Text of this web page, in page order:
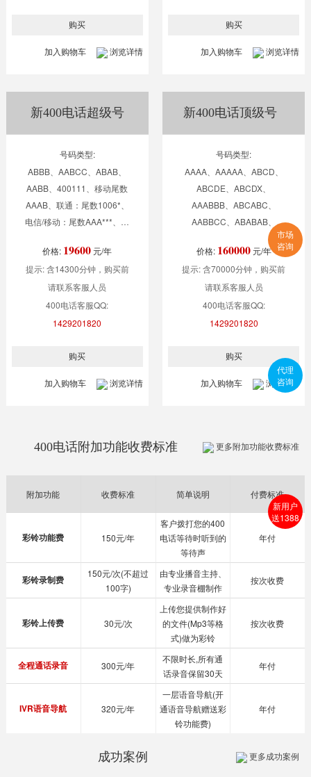
加入购物车 浏览详情 加入购物车 浏览详情
新400电话超级号
号码类型:
ABBB、AABCC、ABAB、
AABB、400111、移动尾数
AAAB、联通：尾数1006*、
电信/移动：尾数AAA***、电
400010、400610、
400020、400620
价格: 19600元/年
提示: 含14300分钟，购买前
请联系客服人员
400电话客服QQ:
1429201820
加入购物车 浏览详情
新400电话顶级号
号码类型:
AAAA、AAAAA、ABCD、
ABCDE、ABCDX、
AAABBB、ABCABC、
AABBCC、ABABAB、
AAAEFG、AABAA、
价格: 160000元/年
提示: 含70000分钟，购买前
请联系客服人员
400电话客服QQ:
1429201820
加入购物车 浏览详情
更多附加功能收费标准
400电话附加功能收费标准
附加功能 收费标准 简单说明 付费标准
彩铃功能费 150元/年
客户拨打您的400
电话等待时听到的
等待声
年付
彩铃录制费
150元/次(不超过
100字)
由专业播音主持、
专业录音棚制作
按次收费
彩铃上传费 30元/次
上传您提供制作好
的文件(Mp3等格
式)做为彩铃
按次收费
全程通话录音 300元/年
不限时长,所有通
话录音保留30天
年付
IVR语音导航 320元/年
一层语音导航(开
通语音导航赠送彩
铃功能费)
年付
更多成功案例
成功案例
市场
咨询
代理
咨询
新用户
送1388